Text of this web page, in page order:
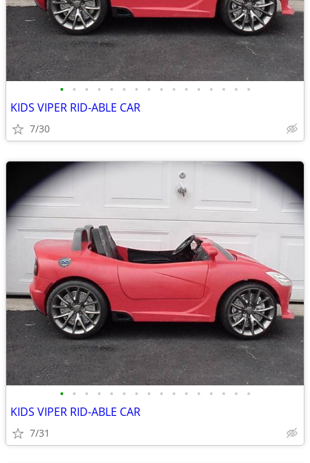
• • • • • • • • • • • • • • • •
KIDS VIPER RID-ABLE CAR
7/30
• • • • • • • • • • • • • • • •
KIDS VIPER RID-ABLE CAR
7/31